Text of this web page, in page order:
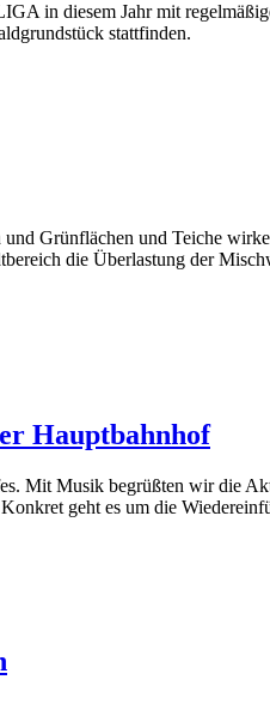
in diesem Jahr mit
stattfinden.
Grünflächen und Teiche
die Überlastung der
Hauptbahnhof
Mit Musik begrüßten wir die
geht es um die